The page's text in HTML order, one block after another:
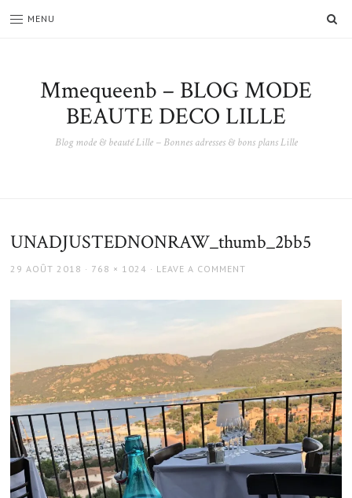
MENU
Mmequeenb – BLOG MODE
BEAUTE DECO LILLE
Blog mode & beauté Lille – Bonnes adresses & bons plans Lille
UNADJUSTEDNONRAW_thumb_2bb5
POSTED
29 AOÛT 2018
FULL
768 × 1024 LEAVE A COMMENT